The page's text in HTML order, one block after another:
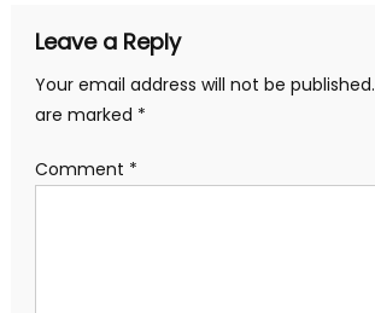
Leave a Reply
Your email address will not be published.
are marked *
Comment *